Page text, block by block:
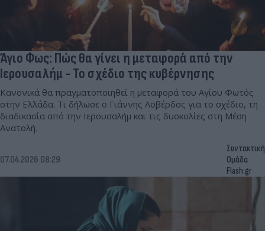
Άγιο Φως: Πώς θα γίνει η μεταφορά από την
Ιερουσαλήμ - Το σχέδιο της κυβέρνησης
Κανονικά θα πραγματοποιηθεί η μεταφορά του Αγίου Φωτός
στην Ελλάδα. Τι δήλωσε ο Γιάννης Λοβέρδος για το σχέδιο, τη
διαδικασία από την Ιερουσαλήμ και τις δυσκολίες στη Μέση
Ανατολή.
07.04.2026 08:29
Συντακτική
Ομάδα
Flash.gr